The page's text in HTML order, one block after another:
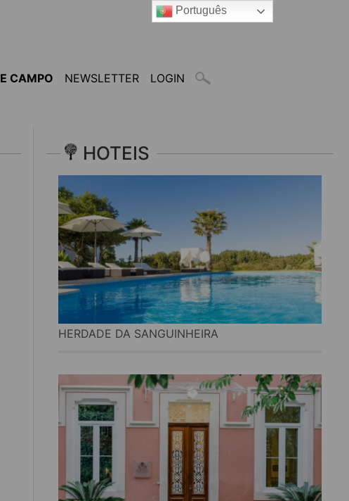
CAMPO NEWSLETTER LOGIN
HOTEIS
HERDADE DA SANGUINHEIRA
Português